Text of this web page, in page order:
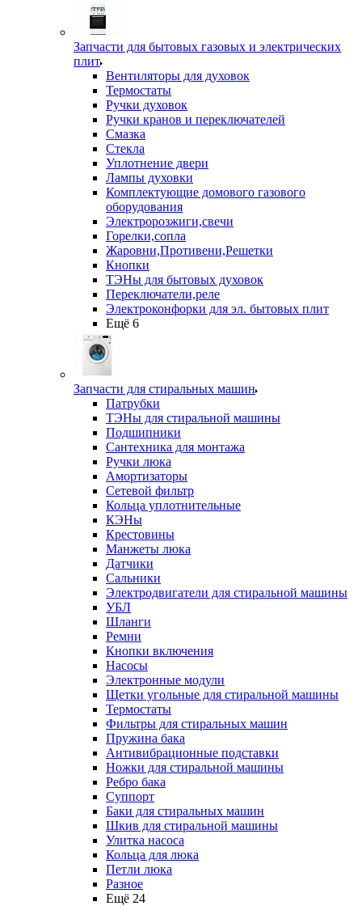
Запчасти для бытовых газовых и электрических
плит
Вентиляторы для духовок
Термостаты
Ручки духовок
Ручки кранов и переключателей
Смазка
Стекла
Уплотнение двери
Лампы духовки
Комплектующие домового газового
оборудования
Электророзжиги,свечи
Горелки,сопла
Жаровни,Противени,Решетки
Кнопки
ТЭНы для бытовых духовок
Переключатели,реле
Электроконфорки для эл. бытовых плит
Ещё 6
Запчасти для стиральных машин
Патрубки
ТЭНы для стиральной машины
Подшипники
Сантехника для монтажа
Ручки люка
Амортизаторы
Сетевой фильтр
Кольца уплотнительные
КЭНы
Крестовины
Манжеты люка
Датчики
Сальники
Электродвигатели для стиральной машины
УБЛ
Шланги
Ремни
Кнопки включения
Насосы
Электронные модули
Щетки угольные для стиральной машины
Термостаты
Фильтры для стиральных машин
Пружина бака
Антивибрационные подставки
Ножки для стиральной машины
Ребро бака
Суппорт
Баки для стиральных машин
Шкив для стиральной машины
Улитка насоса
Кольца для люка
Петли люка
Разное
Ещё 24